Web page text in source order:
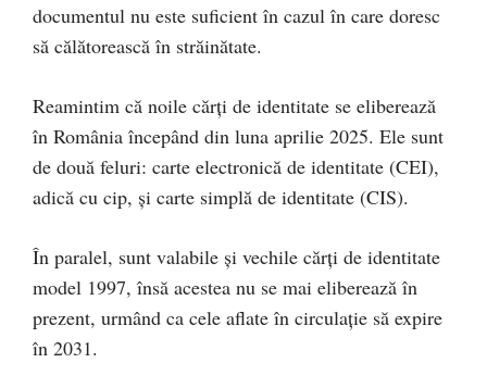
documentul nu este suficient în cazul în care doresc
să călătorească în străinătate.
Reamintim că noile cărți de identitate se eliberează
în România începând din luna aprilie 2025. Ele sunt
de două feluri: carte electronică de identitate (CEI),
adică cu cip, și carte simplă de identitate (CIS).
În paralel, sunt valabile și vechile cărți de identitate
model 1997, însă acestea nu se mai eliberează în
prezent, urmând ca cele aflate în circulație să expire
în 2031.